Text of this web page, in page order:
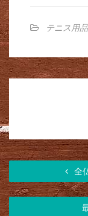
テニス用
全